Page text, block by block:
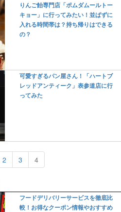
りんご飴専門店「ポムダムールトー
キョー」に行ってみたい！並ばずに
入れる時間帯は？持ち帰りはできる
の？
可愛すぎるパン屋さん！「ハートブ
レッドアンティーク」表参道店に行
ってみた
2 3 4
フードデリバリーサービスを徹底比
較！お得なクーポン情報やおすすめ